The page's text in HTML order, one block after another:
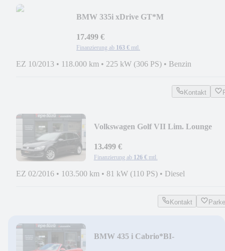
BMW 335i xDrive GT*M
17.499 €
Finanzierung ab 163 € mtl.
EZ 10/2013 • 118.000 km • 225 kW (306 PS) • Benzin
Kontakt
Volkswagen Golf VII Lim. Lounge
13.499 €
Finanzierung ab 126 € mtl.
EZ 02/2016 • 103.500 km • 81 kW (110 PS) • Diesel
Kontakt
BMW 435 i Cabrio*BI-